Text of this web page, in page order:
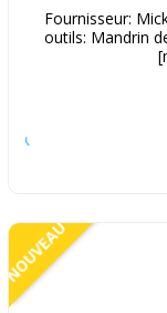
Fournisseur:
outils: Mandrin
NOUVEAU